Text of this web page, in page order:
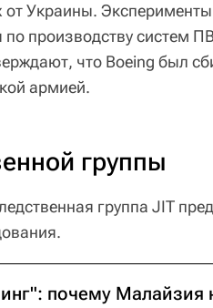
от Украины.
производству систем
что Boeing был
армией.
группы
группа JIT
почему Малайзия